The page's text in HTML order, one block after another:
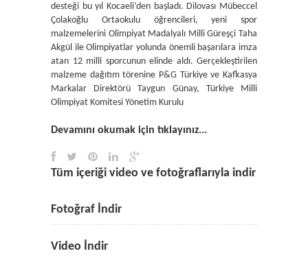
desteği bu yıl Kocaeli’den başladı. Dilovası Mübeccel
Çolakoğlu Ortaokulu öğrencileri, yeni spor
malzemelerini Olimpiyat Madalyalı Milli Güreşçi Taha
Akgül ile Olimpiyatlar yolunda önemli başarılara imza
atan 12 milli sporcunun elinde aldı. Gerçekleştirilen
malzeme dağıtım törenine P&G Türkiye ve Kafkasya
Markalar Direktörü Taygun Günay, Türkiye Milli
Olimpiyat Komitesi Yönetim Kurulu
Devamını okumak için tıklayınız...
Tüm içeriği video ve fotoğraflarıyla indir
Fotoğraf İndir
Video İndir